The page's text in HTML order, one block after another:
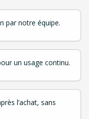
par notre équipe.
un usage continu.
l’achat, sans